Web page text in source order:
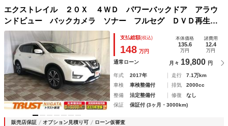
エクストレイル ２０Ｘ ４ＷＤ パワーバックドア アラウ
ンドビュー バックカメラ ソナー フルセグ ＤＶＤ再生
ＢＴオーディオ 純正ナビ ＬＥＤヘッド フォグ オートラ
イト ＥＴＣ インテリキー２個 スペアタイヤ
支払総額(税込)
148 万円
本体価格
135.6
万円
諸費用
12.4
万円
通常ローン 月々 19,800 円
年式 2017年 走行
7.1万km
車検
車検整備付 排気
2000cc
整備
法定整備付 修復
なし
保証
保証付 (3ヶ月・3000km)
販売店保証 オプション見積り可 ローン仮審査